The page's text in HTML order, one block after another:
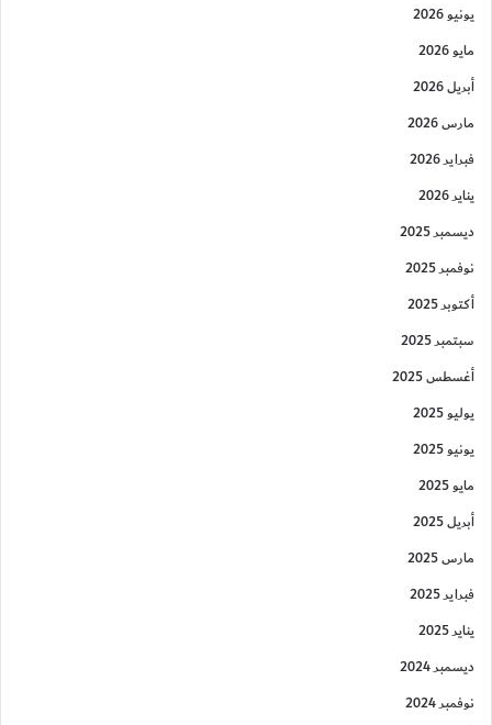
يونيو 2026
مايو 2026
أبريل 2026
مارس 2026
فبراير 2026
يناير 2026
ديسمبر 2025
نوفمبر 2025
أكتوبر 2025
سبتمبر 2025
أغسطس 2025
يوليو 2025
يونيو 2025
مايو 2025
أبريل 2025
مارس 2025
فبراير 2025
يناير 2025
ديسمبر 2024
نوفمبر 2024